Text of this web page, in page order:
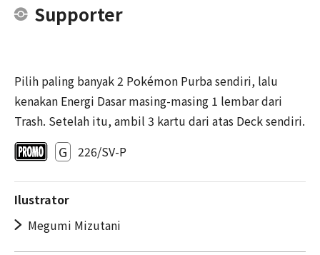
Supporter
Pilih paling banyak 2 Pokémon Purba sendiri, lalu
kenakan Energi Dasar masing-masing 1 lembar dari
Trash. Setelah itu, ambil 3 kartu dari atas Deck sendiri.
G 226/SV-P
Ilustrator
Megumi Mizutani